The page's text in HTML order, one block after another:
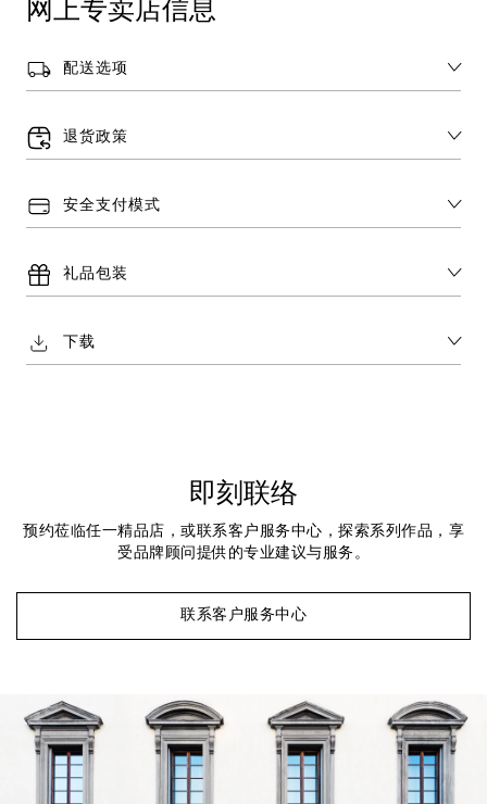
网上专卖店信息
配送选项
退货政策
安全支付模式
礼品包装
下载
即刻联络
预约莅临任一精品店，或联系客户服务中心，探索系列作品，享
受品牌顾问提供的专业建议与服务。
联系客户服务中心